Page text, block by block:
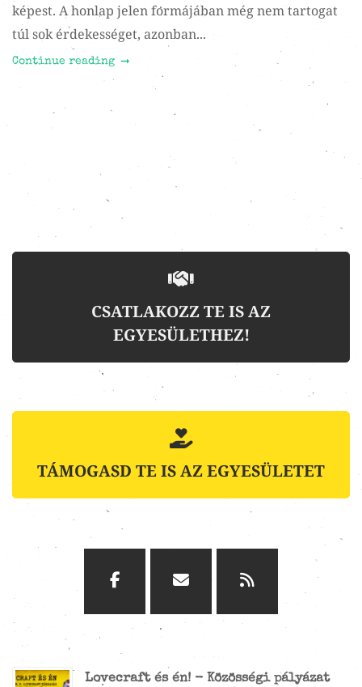
képest. A honlap jelen formájában még nem tartogat
túl sok érdekességet, azonban...
Continue reading
CSATLAKOZZ TE IS AZ
EGYESÜLETHEZ!
TÁMOGASD TE IS AZ EGYESÜLETET
Lovecraft és én! - Közösségi pályázat